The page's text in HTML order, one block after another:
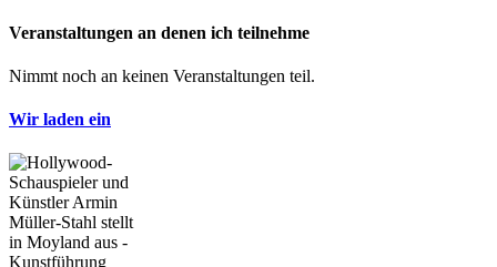
Veranstaltungen an denen ich teilnehme
Nimmt noch an keinen Veranstaltungen teil.
Wir laden ein